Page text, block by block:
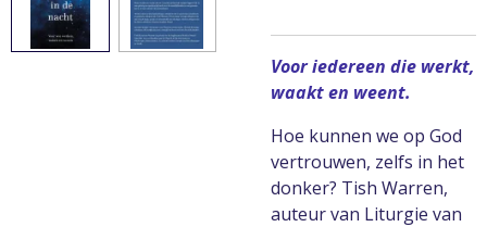
Voor iedereen die werkt,
waakt en weent.
Hoe kunnen we op God
vertrouwen, zelfs in het
donker? Tish Warren,
auteur van Liturgie van